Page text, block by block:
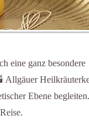
eine ganz besondere
Allgäuer
Ebene